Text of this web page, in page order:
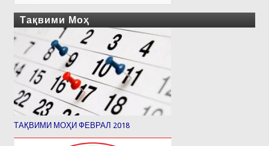
Тақвими Моҳ
ТАҚВИМИ МОҲИ ФЕВРАЛ 2018